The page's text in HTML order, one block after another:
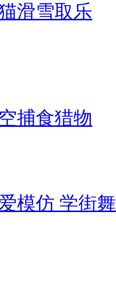
滑雪取乐
捕食猎物
模仿 学街